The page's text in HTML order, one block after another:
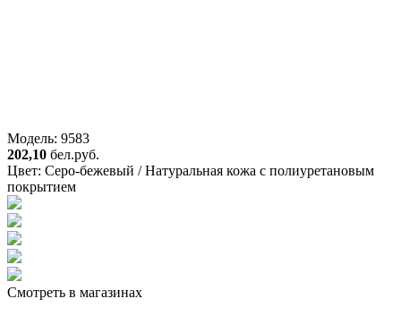
Модель: 9583
202,10 бел.руб.
Цвет: Серо-бежевый / Натуральная кожа с полиуретановым
покрытием
Смотреть в магазинах